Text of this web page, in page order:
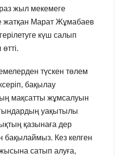
жыл мекемеге
жатқан Марат Жұмабаев
күш салып
түскен төлем
бақылау
мақсатты жұмсалуын
уақытылы
қазынаға дер
бақылаймыз. Кез келген
сатып алуға,